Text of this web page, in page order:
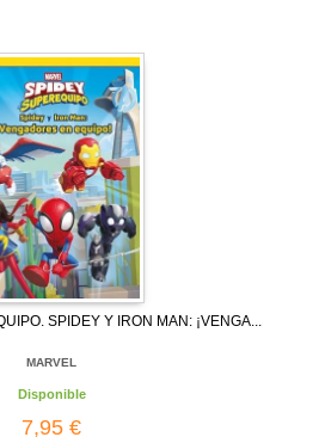
SPIDEY Y IRON MAN: ¡VENGA...
MARVEL
Disponible
7,95 €